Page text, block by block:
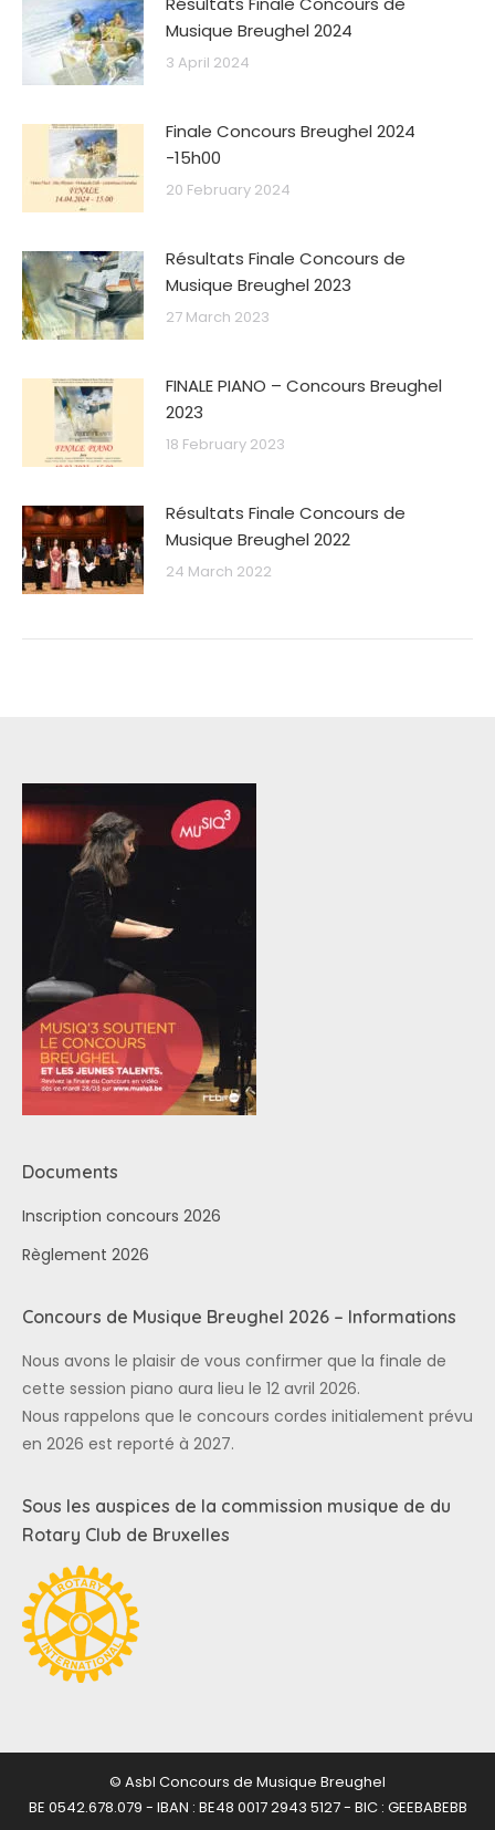
Musique Breughel 2024
3 April 2024
Finale Concours Breughel 2024
-15h00
20 February 2024
Résultats Finale Concours de
Musique Breughel 2023
27 March 2023
FINALE PIANO – Concours Breughel
2023
18 February 2023
Résultats Finale Concours de
Musique Breughel 2022
24 March 2022
Documents
Inscription concours 2026
Règlement 2026
Concours de Musique Breughel 2026 – Informations
Nous avons le plaisir de vous confirmer que la finale de
cette session piano aura lieu le 12 avril 2026.
Nous rappelons que le concours cordes initialement prévu
en 2026 est reporté à 2027.
Sous les auspices de la commission musique de du
Rotary Club de Bruxelles
© Asbl Concours de Musique Breughel
BE 0542.678.079 - IBAN : BE48 0017 2943 5127 - BIC : GEEBABEBB